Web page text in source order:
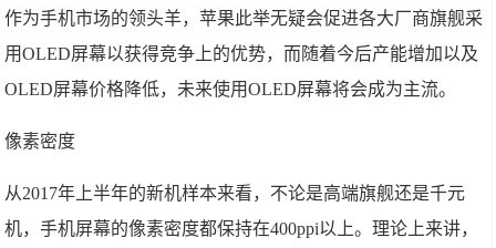
作为手机市场的领头羊，苹果此举无疑会促进各大厂商旗舰采
用OLED屏幕以获得竞争上的优势，而随着今后产能增加以及
OLED屏幕价格降低，未来使用OLED屏幕将会成为主流。
像素密度
从2017年上半年的新机样本来看，不论是高端旗舰还是千元
机，手机屏幕的像素密度都保持在400ppi以上。理论上来讲，